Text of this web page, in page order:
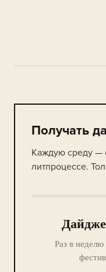
Получать
Каждую среду —
литпроцессе.
Раз в